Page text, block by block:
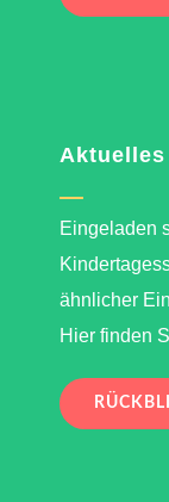
Aktuelles
Eingeladen
ähnlicher
Hier finden